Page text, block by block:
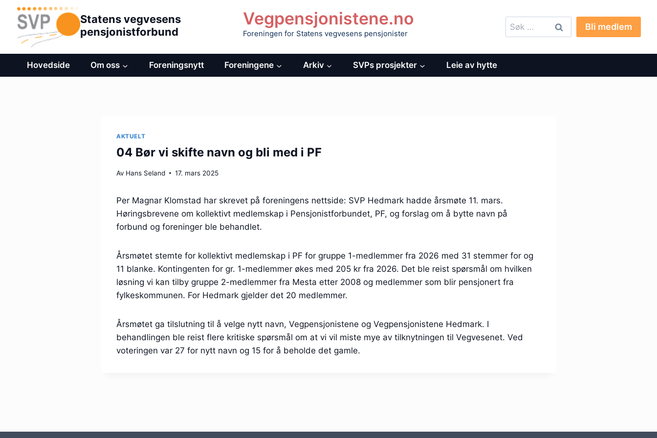
Hopp
innhold
Statens vegvesens
pensjonistforbund
Vegpensjonistene.no
Foreningen for Statens vegvesens pensjonister
Søk
etter:
Bli medlem
Hovedside Om oss Foreningsnytt Foreningene Arkiv SVPs prosjekter Leie av hytte
AKTUELT
04 Bør vi skifte navn og bli med i PF
Av Hans Seland 17. mars 2025
Per Magnar Klomstad har skrevet på foreningens nettside: SVP Hedmark hadde årsmøte 11. mars.
Høringsbrevene om kollektivt medlemskap i Pensjonistforbundet, PF, og forslag om å bytte navn på
forbund og foreninger ble behandlet.
Årsmøtet stemte for kollektivt medlemskap i PF for gruppe 1-medlemmer fra 2026 med 31 stemmer for og
11 blanke. Kontingenten for gr. 1-medlemmer økes med 205 kr fra 2026. Det ble reist spørsmål om hvilken
løsning vi kan tilby gruppe 2-medlemmer fra Mesta etter 2008 og medlemmer som blir pensjonert fra
fylkeskommunen. For Hedmark gjelder det 20 medlemmer.
Årsmøtet ga tilslutning til å velge nytt navn, Vegpensjonistene og Vegpensjonistene Hedmark. I
behandlingen ble reist flere kritiske spørsmål om at vi vil miste mye av tilknytningen til Vegvesenet. Ved
voteringen var 27 for nytt navn og 15 for å beholde det gamle.